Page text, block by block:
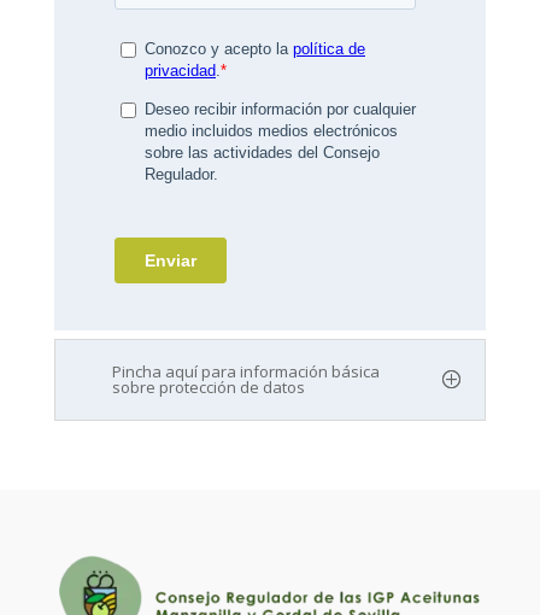
Pincha aquí para información básica
sobre protección de datos